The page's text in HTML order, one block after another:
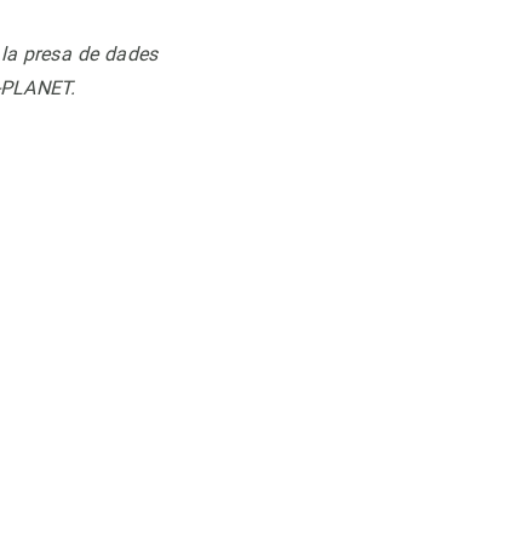
presa de dades